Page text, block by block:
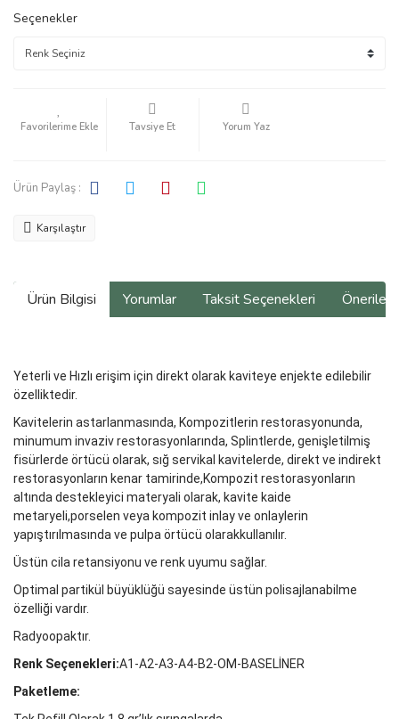
Seçenekler
Tavsiye Et Yorum Yaz
Ürün Paylaş :
Karşılaştır
Ürün Bilgisi Yorumlar Taksit Seçenekleri
Yeterli ve Hızlı erişim için direkt olarak kaviteye enjekte edilebilir
özelliktedir.
Kavitelerin astarlanmasında, Kompozitlerin restorasyonunda,
minumum invaziv restorasyonlarında, Splintlerde, genişletilmiş
fisürlerde örtücü olarak, sığ servikal kavitelerde, direkt ve indirekt
restorasyonların kenar tamirinde,Kompozit restorasyonların
altında destekleyici materyali olarak, kavite kaide
metaryeli,porselen veya kompozit inlay ve onlaylerin
yapıştırılmasında ve pulpa örtücü olarakkullanılır.
Üstün cila retansiyonu ve renk uyumu sağlar.
Optimal partikül büyüklüğü sayesinde üstün polisajlanabilme
özelliği vardır.
Radyoopaktır.
Renk Seçenekleri:A1-A2-A3-A4-B2-OM-BASELİNER
Paketleme: